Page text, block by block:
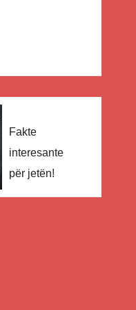
Fakte
interesante
për jetën!